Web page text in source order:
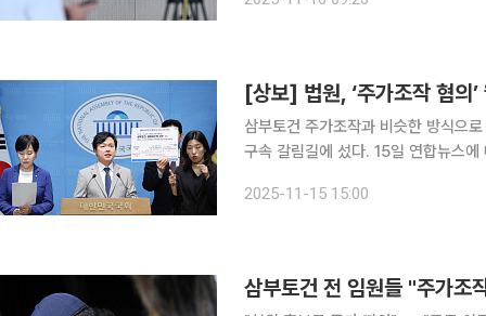
[상보] 법원, ‘주가조작 혐의
삼부토건 주가조작과 비슷한 방식으
구속 갈림길에 섰다. 15일 연합뉴스에 따르면 박정호 서울중앙지법 영장전담 부장판사는 이날 오후
을 수사 중인 민중기 특별검사팀은 전
2025-11-15 15:00
삼부토건 전 임원들 "주가조